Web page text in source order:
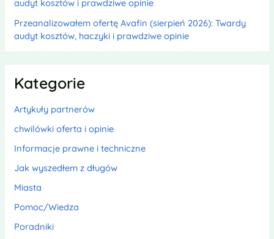
audyt kosztów i prawdziwe opinie
Przeanalizowałem ofertę Avafin (sierpień 2026): Twardy
audyt kosztów, haczyki i prawdziwe opinie
Kategorie
Artykuły partnerów
chwilówki oferta i opinie
Informacje prawne i techniczne
Jak wyszedłem z długów
Miasta
Pomoc/Wiedza
Poradniki